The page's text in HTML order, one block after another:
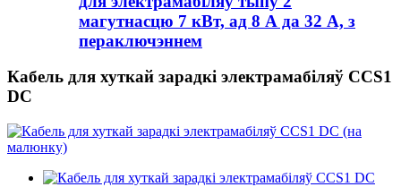
магутнасцю 7 кВт, ад 8 А да 32 А, з
пераключэннем
Кабель для хуткай зарадкі электрамабіляў CCS1
DC